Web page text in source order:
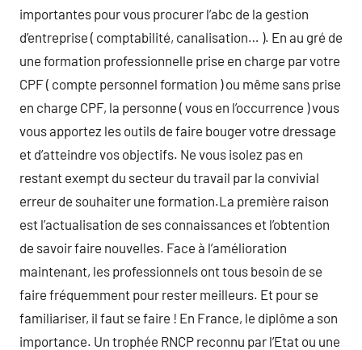
importantes pour vous procurer l’abc de la gestion
d’entreprise ( comptabilité, canalisation… ). En au gré de
une formation professionnelle prise en charge par votre
CPF ( compte personnel formation ) ou même sans prise
en charge CPF, la personne ( vous en l’occurrence ) vous
vous apportez les outils de faire bouger votre dressage
et d’atteindre vos objectifs. Ne vous isolez pas en
restant exempt du secteur du travail par la convivial
erreur de souhaiter une formation.La première raison
est l’actualisation de ses connaissances et l’obtention
de savoir faire nouvelles. Face à l’amélioration
maintenant, les professionnels ont tous besoin de se
faire fréquemment pour rester meilleurs. Et pour se
familiariser, il faut se faire ! En France, le diplôme a son
importance. Un trophée RNCP reconnu par l’Etat ou une